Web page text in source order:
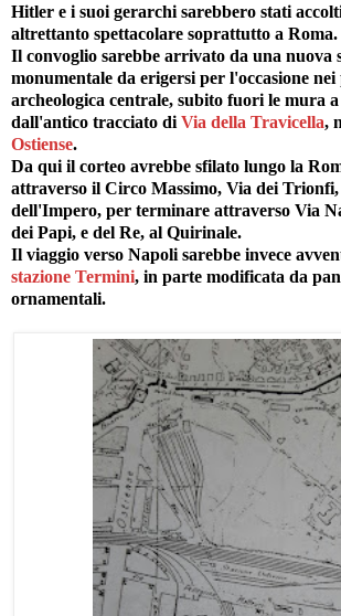
Hitler e i suoi gerarchi sarebbero stati
altrettanto spettacolare soprattutto a Roma.
Il convoglio sarebbe arrivato da una nuova
monumentale da erigersi per l'occasione nei
archeologica centrale, subito fuori le mura
dall'antico tracciato di Via della Travicella,
Ostiense.
Da qui il corteo avrebbe sfilato lungo la
attraverso il Circo Massimo, Via dei Trionfi,
dell'Impero, per terminare attraverso Via
dei Papi, e del Re, al Quirinale.
Il viaggio verso Napoli sarebbe invece
stazione Termini, in parte modificata da
ornamentali.